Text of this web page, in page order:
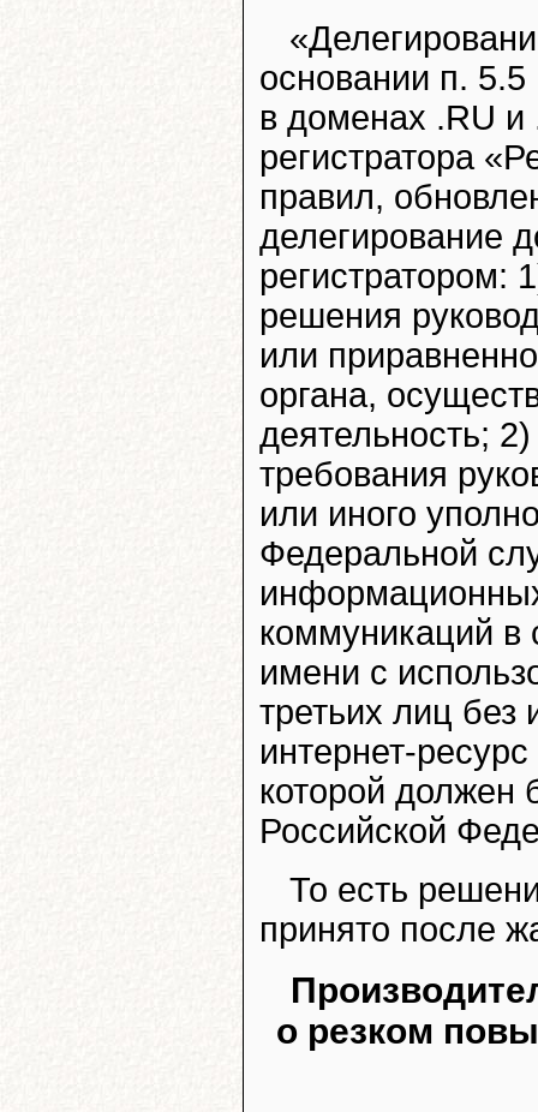
основании п.
в доменах .RU
регистратора
правил,
делегирование
регистратором:
решения
или
органа,
деятельность;
требования
или иного
Федеральной
коммуникаций в
имени с
третьих лиц без
интернет-
которой должен
Российской
То есть
принято после
о резком